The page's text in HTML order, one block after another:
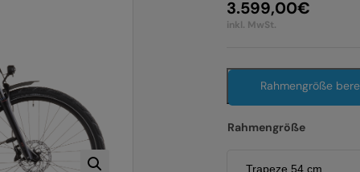
3.599,00€
inkl. MwSt.
Rahmengröße
Rahmengröße